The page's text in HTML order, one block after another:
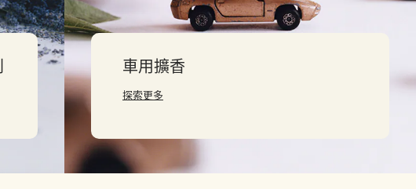
車用擴香
探索更多